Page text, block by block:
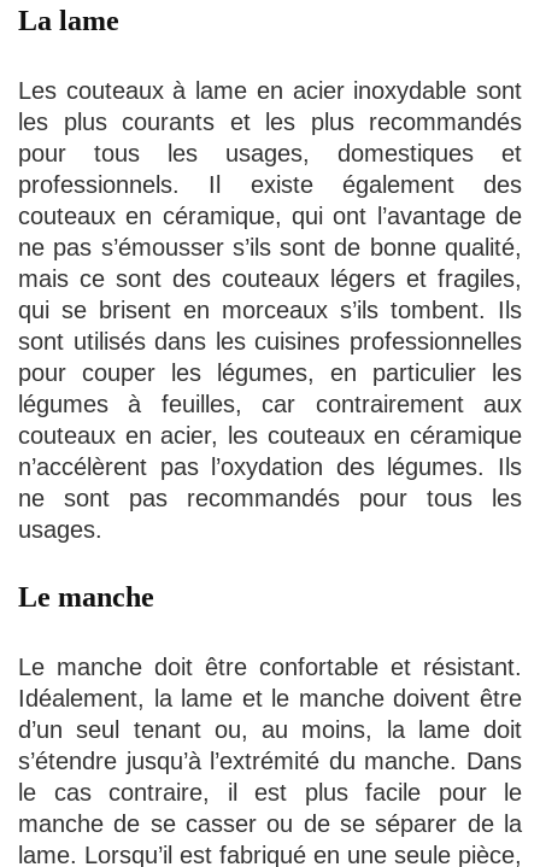
La lame
Les couteaux à lame en acier inoxydable sont
les plus courants et les plus recommandés
pour tous les usages, domestiques et
professionnels. Il existe également des
couteaux en céramique, qui ont l’avantage de
ne pas s’émousser s’ils sont de bonne qualité,
mais ce sont des couteaux légers et fragiles,
qui se brisent en morceaux s’ils tombent. Ils
sont utilisés dans les cuisines professionnelles
pour couper les légumes, en particulier les
légumes à feuilles, car contrairement aux
couteaux en acier, les couteaux en céramique
n’accélèrent pas l’oxydation des légumes. Ils
ne sont pas recommandés pour tous les
usages.
Le manche
Le manche doit être confortable et résistant.
Idéalement, la lame et le manche doivent être
d’un seul tenant ou, au moins, la lame doit
s’étendre jusqu’à l’extrémité du manche. Dans
le cas contraire, il est plus facile pour le
manche de se casser ou de se séparer de la
lame. Lorsqu’il est fabriqué en une seule pièce,